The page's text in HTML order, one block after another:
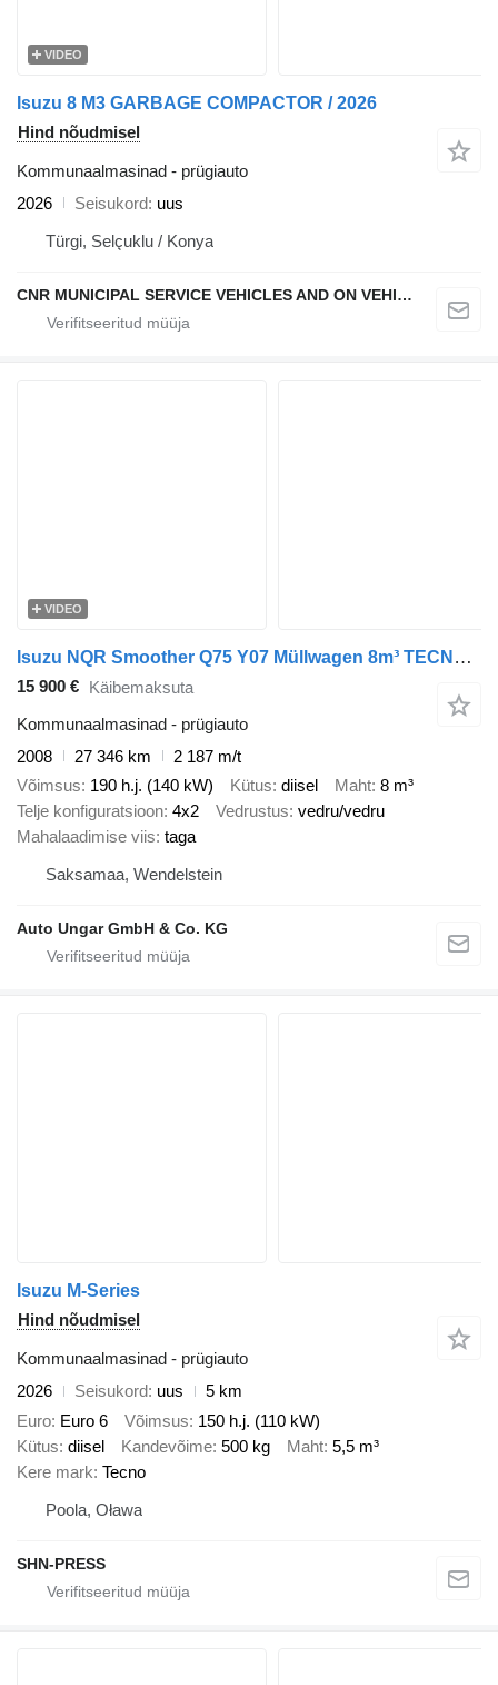
VIDEO
Isuzu 8 M3 GARBAGE COMPACTOR / 2026
Hind nõudmisel
Kommunaalmasinad - prügiauto
2026
Seisukord uus
Türgi, Selçuklu / Konya
CNR MUNICIPAL SERVICE VEHICLES AND ON VEHICLE EQUIPMENT INDUSTRY TRADE LIMITED COMPANY
VIDEO
Isuzu NQR Smoother Q75 Y07 Müllwagen 8m³ TECNO 7.500kg Kipper Presse L
15 900 € Käibemaksuta
Kommunaalmasinad - prügiauto
2008
27 346 km
2 187 m/t
Võimsus 190 h.j. (140 kW) Kütus diisel Maht 8 m³
Telje konfiguratsioon 4x2 Vedrustus vedru/vedru
Mahalaadimise viis taga
Saksamaa, Wendelstein
Auto Ungar GmbH & Co. KG
Isuzu M-Series
Hind nõudmisel
Kommunaalmasinad - prügiauto
2026
Seisukord uus
5 km
Euro Euro 6 Võimsus 150 h.j. (110 kW)
Kütus diisel Kandevõime 500 kg Maht 5,5 m³
Kere mark Tecno
Poola, Oława
SHN-PRESS